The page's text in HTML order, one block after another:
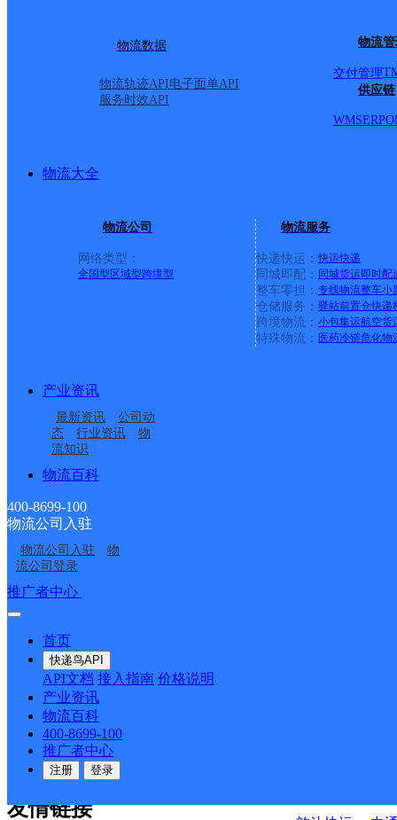
物流数据
物流轨迹API电子面单API
服务时效API
物流
交付管理
供应链
WMSERP
物流大全
物流公司
网络类型：
全国型 区域型跨境型
物流服务
快递快运： 快运快递
同城即配： 同城货运即时配
整车零担： 专线物流整车小
仓储服务： 驿站前置仓快递
跨境物流： 小包集运航空货
特殊物流： 医药冷链危化物
产业资讯
最新资讯
公司动
态
行业资讯
物
流知识
物流百科
400-8699-100
物流公司入驻
物流公司入驻
物
流公司登录
推广者中心
首页
快递鸟API
API文档 接入指南 价格说明
产业资讯
物流百科
400-8699-100
推广者中心
注册 登录
街道服务部
福建主城公司泉州万安
服务部千亿街道分部
UH泉州洛江A
泉州洛江分部
福建泉州嘉熠公司
罗溪邮政支局
马甲邮政支局
接口API
API接口 DEMO下载
关于我们
公司介绍 企业动态
合作伙伴 快递鸟接口服务协议
户隐私政策
友情链接